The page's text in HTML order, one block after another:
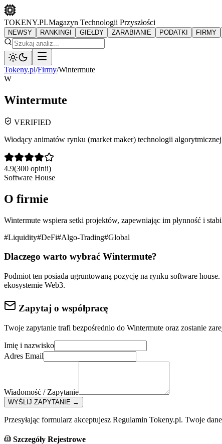
TOKENY.PLMagazyn Technologii Przyszłości
NEWSY RANKINGI GIEŁDY ZARABIANIE PODATKI FIRMY
Tokeny.pl/Firmy/Wintermute
W
Wintermute
VERIFIED
Wiodący animatów rynku (market maker) technologii
4.9(300 opinii)
Software House
O firmie
Wintermute wspiera setki projektów, zapewniając im płynność i
#Liquidity#DeFi#Algo-Trading#Global
Dlaczego warto wybrać Wintermute?
Podmiot ten posiada ugruntowaną pozycję na rynku software house.
ekosystemie Web3.
Zapytaj o współpracę
Twoje zapytanie trafi bezpośrednio do Wintermute oraz zostanie
Imię i nazwisko
Adres Email
Wiadomość / Zapytanie
WYŚLIJ ZAPYTANIE →
Przesyłając formularz akceptujesz Regulamin Tokeny.pl. Twoje
Szczegóły Rejestrowe